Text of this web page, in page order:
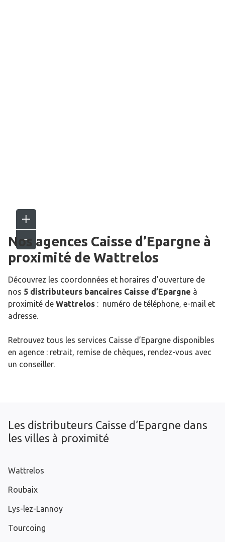
Nos agences Caisse d’Epargne à
proximité de Wattrelos
Découvrez les coordonnées et horaires d’ouverture de
nos 5 distributeurs bancaires Caisse d’Epargne à
proximité de Wattrelos : numéro de téléphone, e-mail et
adresse.
Retrouvez tous les services Caisse d’Epargne disponibles
en agence : retrait, remise de chèques, rendez-vous avec
un conseiller.
Les distributeurs Caisse d’Epargne dans
les villes à proximité
Wattrelos
Roubaix
Lys-lez-Lannoy
Tourcoing